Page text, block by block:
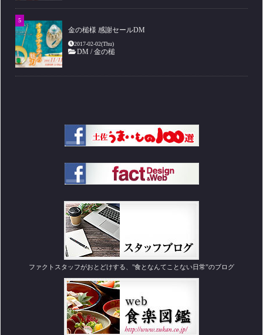
金の槌様 感謝セールDM
2017-02-02(Thu)
DM /金の槌
ファクトスタッフがおとどけする、"食となんてことない日常”のブログ